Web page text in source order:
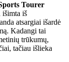
Tourer
išimta iš
atsargiai išardė
Kadangi tai
trūkumų,
tačiau išlieka